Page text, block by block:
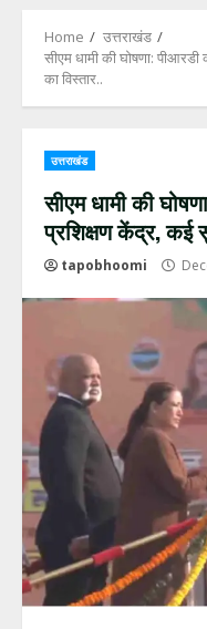
Home
उत्तराखंड
सीएम धामी की घोषणा:
का विस्तार..
उत्तराखंड
सीएम धामी की
प्रशिक्षण केंद्र, कई
tapobhoomi